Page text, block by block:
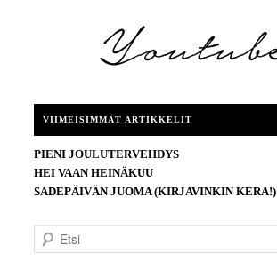
VIIMEISIMMÄT ARTIKKELIT
PIENI JOULUTERVEHDYS
HEI VAAN HEINÄKUU
SADEPÄIVÄN JUOMA (KIRJAVINKIN KERA!)